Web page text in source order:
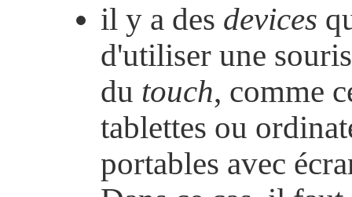
il y a des devices
d'utiliser une
du touch, comme
tablettes ou
portables avec